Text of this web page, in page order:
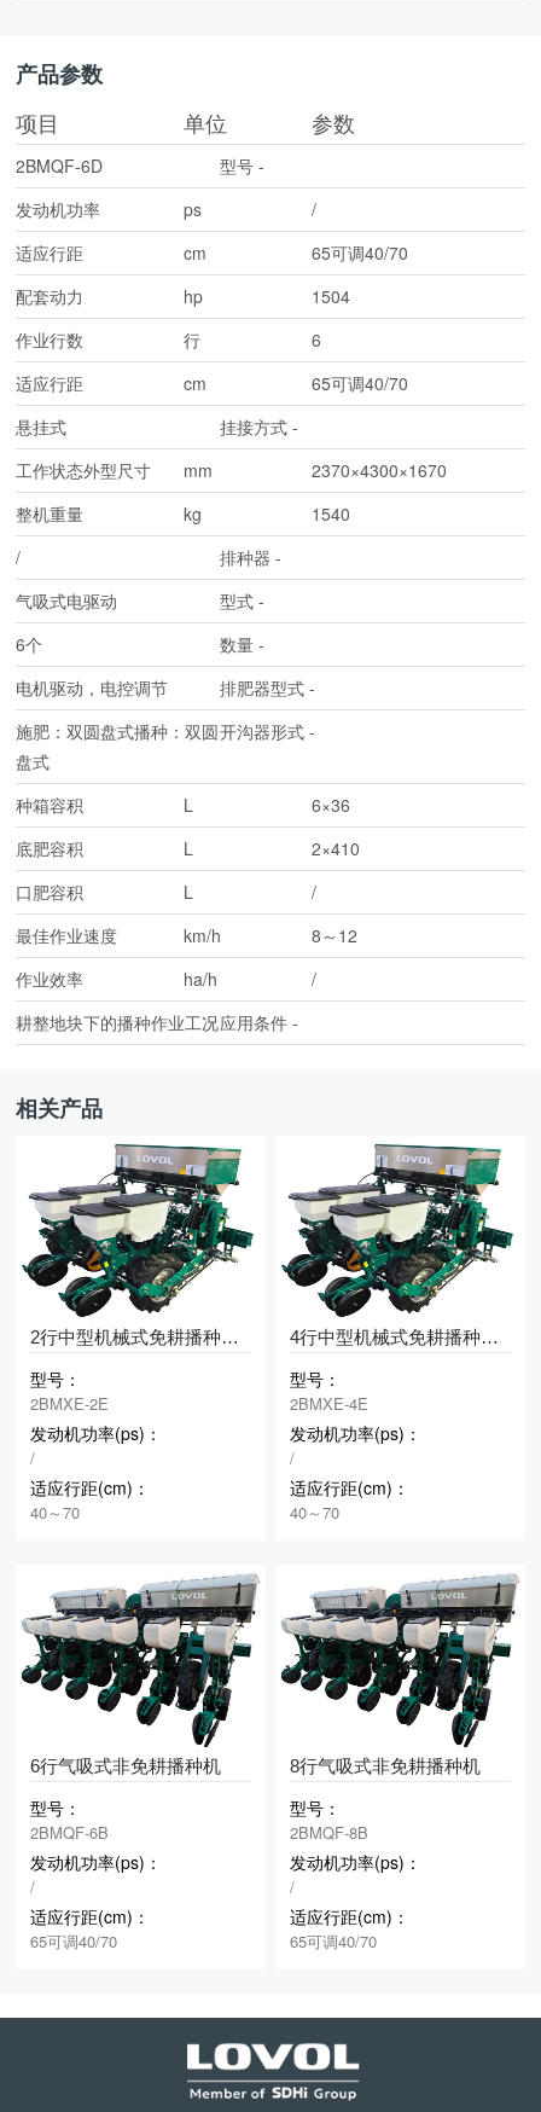
产品参数
项目
单位 参数
型号 -
2BMQF-6D
发动机功率
ps
/
适应行距
cm
65可调40/70
配套动力
hp
1504
作业行数
行
6
适应行距
cm
65可调40/70
挂接方式 -
悬挂式
工作状态外型尺寸
mm
2370×4300×1670
整机重量
kg
1540
排种器 -
/
型式 -
气吸式电驱动
数量 -
6个
排肥器型式 -
电机驱动，电控调节
开沟器形式 -
施肥：双圆盘式播种：双圆
盘式
种箱容积
L
6×36
底肥容积
L
2×410
口肥容积
L
/
最佳作业速度
km/h
8～12
作业效率
ha/h
/
应用条件 -
耕整地块下的播种作业工况
相关产品
2行中型机械式免耕播种机（东北型）
型号：
2BMXE-2E
发动机功率(ps)：
/
适应行距(cm)：
40～70
4行中型机械式免耕播种机（东北型）
型号：
2BMXE-4E
发动机功率(ps)：
/
适应行距(cm)：
40～70
6行气吸式非免耕播种机
型号：
2BMQF-6B
发动机功率(ps)：
/
适应行距(cm)：
65可调40/70
8行气吸式非免耕播种机
型号：
2BMQF-8B
发动机功率(ps)：
/
适应行距(cm)：
65可调40/70